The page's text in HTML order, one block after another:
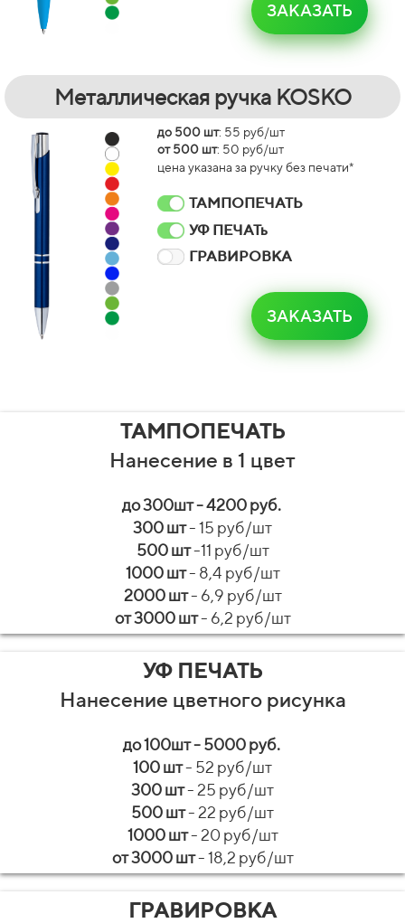
ЗАКАЗАТЬ
Металлическая ручка KOSKO
до 500 шт: 55 руб/шт
от 500 шт: 50 руб/шт
цена указана за ручку без печати*
ТАМПОПЕЧАТЬ
УФ ПЕЧАТь
ГРАВИРОВКА
ЗАКАЗАТЬ
ТАМПОПЕЧАТЬ
Нанесение в 1 цвет
до 300шт - 4200 руб.
300 шт- 15 руб/шт
500 шт-11 руб/шт
1000 шт- 8,4 руб/шт
2000 шт- 6,9 руб/шт
от 3000 шт- 6,2 руб/шт
УФ ПЕЧАТЬ
Нанесение цветного рисунка
до 100шт - 5000 руб.
100 шт- 52 руб/шт
300 шт- 25 руб/шт
500 шт- 22 руб/шт
1000 шт- 20 руб/шт
от 3000 шт- 18,2 руб/шт
ГРАВИРОВКА